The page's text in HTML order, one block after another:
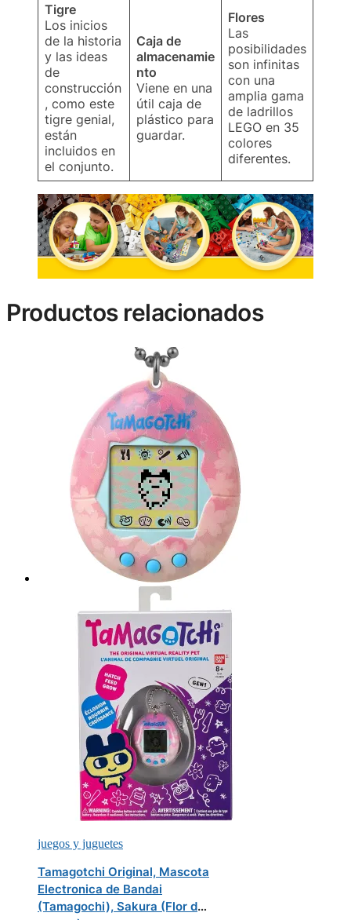
Tigre
Los inicios
de la historia
y las ideas
de
construcción
, como este
tigre genial,
están
incluidos en
el conjunto.
Caja de
almacenamie
nto
Viene en una
útil caja de
plástico para
guardar.
Flores
Las
posibilidades
son infinitas
con una
amplia gama
de ladrillos
LEGO en 35
colores
diferentes.
Productos relacionados
juegos y juguetes
Tamagotchi Original, Mascota
Electronica de Bandai
(Tamagochi), Sakura (Flor de